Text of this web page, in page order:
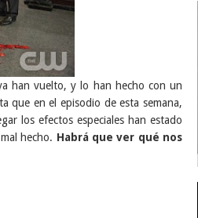
han vuelto, y lo han hecho con un
que en el episodio de esta semana,
los efectos especiales han estado
hecho. Habrá que ver qué nos